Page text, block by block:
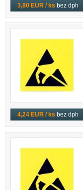
3,80 EUR / ks bez dph
4,24 EUR / ks bez dph